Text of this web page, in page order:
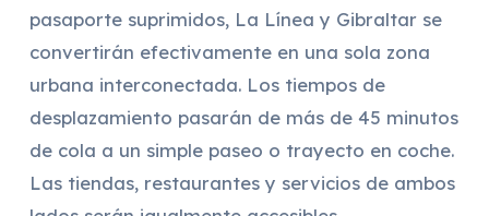
pasaporte suprimidos, La Línea y Gibraltar se
convertirán efectivamente en una sola zona
urbana interconectada. Los tiempos de
desplazamiento pasarán de más de 45 minutos
de cola a un simple paseo o trayecto en coche.
Las tiendas, restaurantes y servicios de ambos